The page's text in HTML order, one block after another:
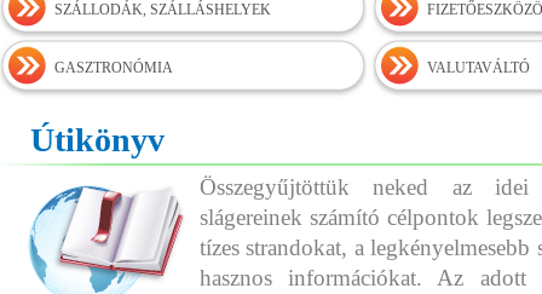
SZÁLLODÁK, SZÁLLÁSHELYEK
GASZTRONÓMIA VALUTAVÁLTÓ
Útikönyv
Összegyűjtöttük neked az idei
slágereinek számító célpontok
tízes strandokat, a legkényelmesebb
hasznos információkat. Az adott